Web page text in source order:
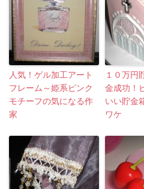
人気！ゲル加工アート
フレーム～姫系ピンク
モチーフの気になる作
家
１０万円
金成功！
いい貯金
ワケ